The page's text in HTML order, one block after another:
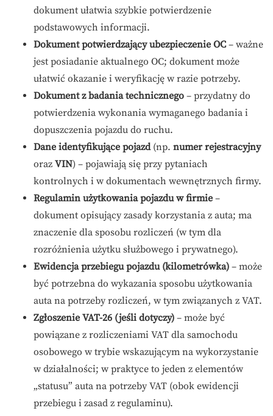
dokument ułatwia szybkie potwierdzenie
podstawowych informacji.
Dokument potwierdzający ubezpieczenie OC – ważne
jest posiadanie aktualnego OC; dokument może
ułatwić okazanie i weryfikację w razie potrzeby.
Dokument z badania technicznego – przydatny do
potwierdzenia wykonania wymaganego badania i
dopuszczenia pojazdu do ruchu.
Dane identyfikujące pojazd(np. numer rejestracyjny
oraz VIN) – pojawiają się przy pytaniach
kontrolnych i w dokumentach wewnętrznych firmy.
Regulamin użytkowania pojazdu w firmie –
dokument opisujący zasady korzystania z auta; ma
znaczenie dla sposobu rozliczeń (w tym dla
rozróżnienia użytku służbowego i prywatnego).
Ewidencja przebiegu pojazdu (kilometrówka) – może
być potrzebna do wykazania sposobu użytkowania
auta na potrzeby rozliczeń, w tym związanych z VAT.
Zgłoszenie VAT-26 (jeśli dotyczy) – może być
powiązane z rozliczeniami VAT dla samochodu
osobowego w trybie wskazującym na wykorzystanie
w działalności; w praktyce to jeden z elementów
„statusu” auta na potrzeby VAT (obok ewidencji
przebiegu i zasad z regulaminu).